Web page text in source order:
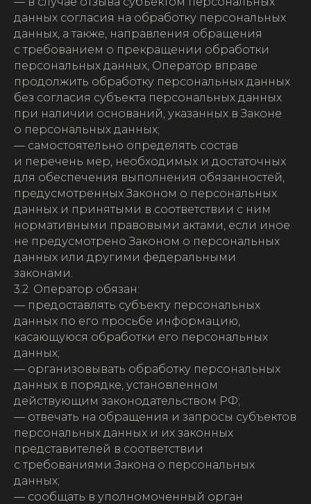
данных согласия на обработку персональных
данных, а также, направления обращения
с требованием о прекращении обработки
персональных данных, Оператор вправе
продолжить обработку персональных данных
без согласия субъекта персональных данных
при наличии оснований, указанных в Законе
о персональных данных;
— самостоятельно определять состав
и перечень мер, необходимых и достаточных
для обеспечения выполнения обязанностей,
предусмотренных Законом о персональных
данных и принятыми в соответствии с ним
нормативными правовыми актами, если иное
не предусмотрено Законом о персональных
данных или другими федеральными
законами.
3.2. Оператор обязан:
— предоставлять субъекту персональных
данных по его просьбе информацию,
касающуюся обработки его персональных
данных;
— организовывать обработку персональных
данных в порядке, установленном
действующим законодательством РФ;
— отвечать на обращения и запросы субъектов
персональных данных и их законных
представителей в соответствии
с требованиями Закона о персональных
данных;
— сообщать в уполномоченный орган